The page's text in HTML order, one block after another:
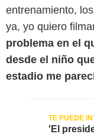
entrenamiento,
ya, yo quiero
problema en el
desde el niño
estadio me
'El